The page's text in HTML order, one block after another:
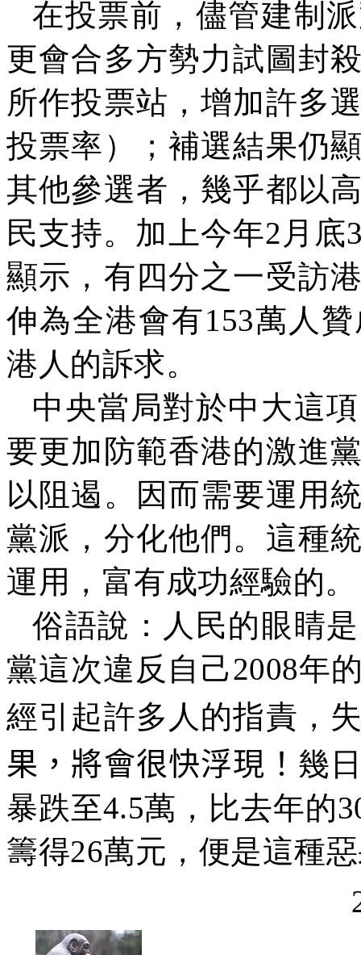
在投票前，儘管建制
更會合多方勢力試圖封
所作投票站，增加許多
投票率）；補選結果仍
其他參選者，幾乎都以
民支持。加上今年2 月底
顯示，有四分之一受訪
伸為全港會有153萬人
港人的訴求。
中央當局對於中大這
要更加防範香港的激進
以阻遏。因而需要運用
黨派，分化他們。這種
運用，富有成功經驗的。
俗語說：人民的眼睛
黨這次違反自己2008年
經引起許多人的指責，
果，將會很快浮現！ 幾
暴跌至4.5萬，比去年的
籌得26萬元，便是這種